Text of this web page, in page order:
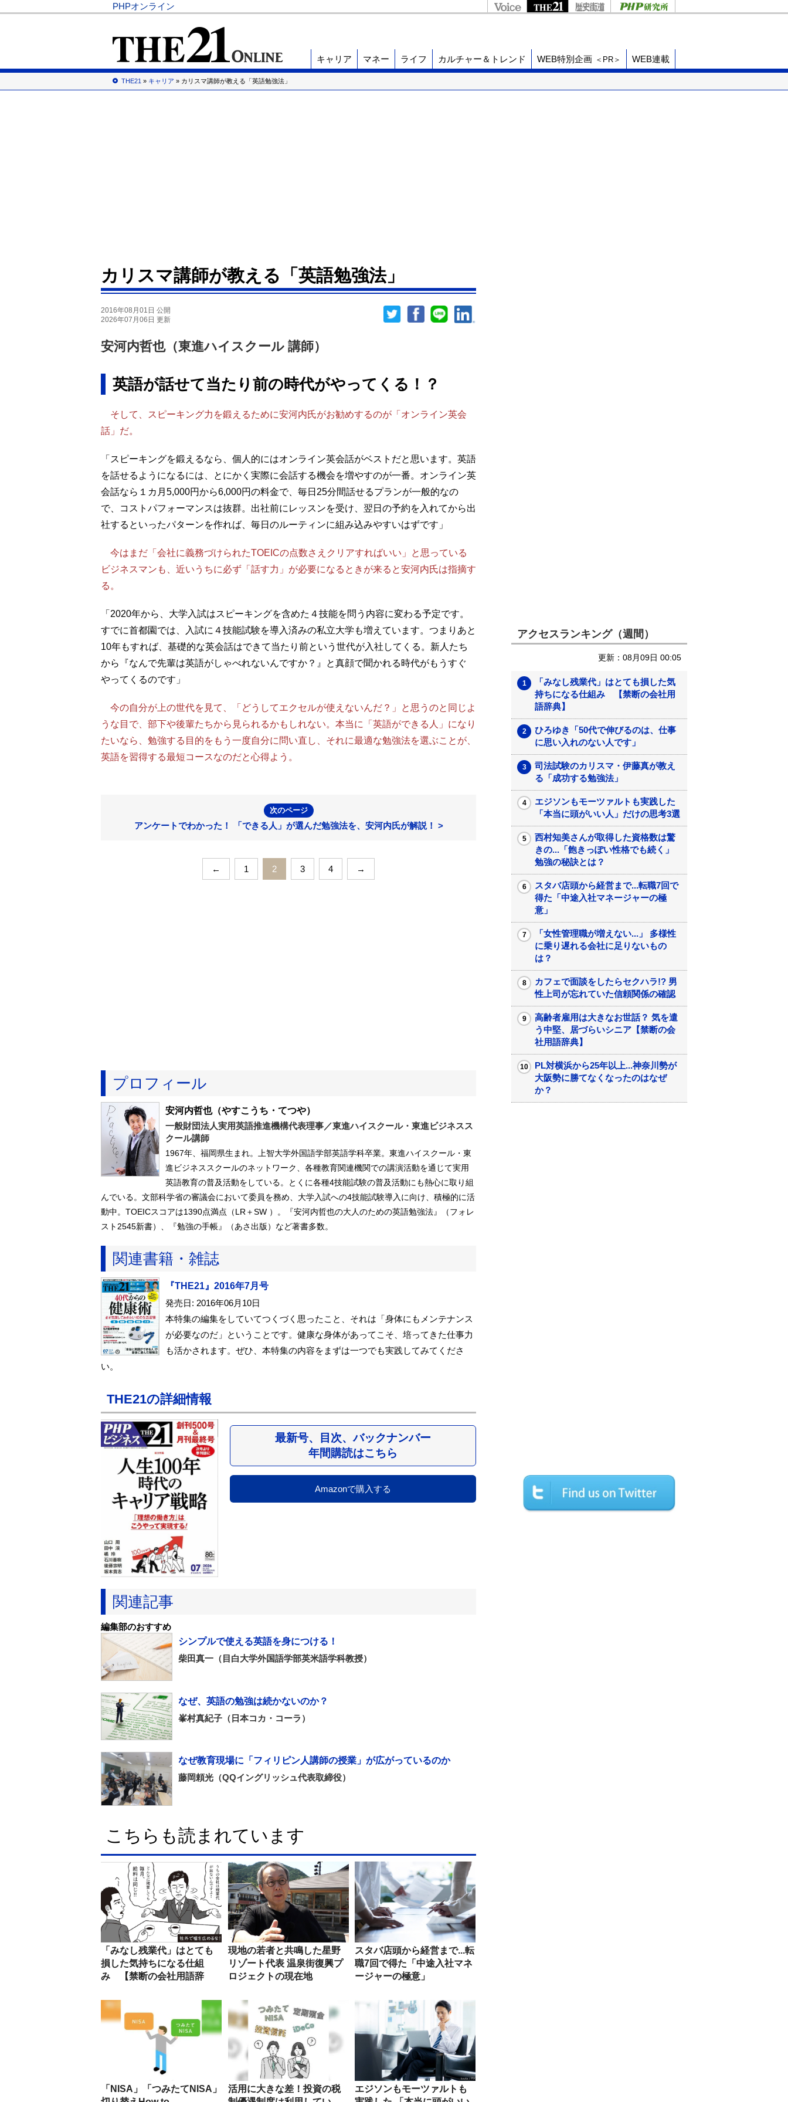
PHPオンライン
キャリア マネー ライフ カルチャー＆トレンド WEB特別企画 ＜PR＞ WEB連載
THE21 » キャリア » カリスマ講師が教える「英語勉強法」
カリスマ講師が教える「英語勉強法」
2016年08月01日 公開
2026年07月06日 更新
安河内哲也（東進ハイスクール 講師）
英語が話せて当たり前の時代がやってくる！？
そして、スピーキング力を鍛えるために安河内氏がお勧めするのが「オンライン英会
話」だ。
「スピーキングを鍛えるなら、個人的にはオンライン英会話がベストだと思います。英語
を話せるようになるには、とにかく実際に会話する機会を増やすのが一番。オンライン英
会話なら１カ月5,000円から6,000円の料金で、毎日25分間話せるプランが一般的なの
で、コストパフォーマンスは抜群。出社前にレッスンを受け、翌日の予約を入れてから出
社するといったパターンを作れば、毎日のルーティンに組み込みやすいはずです」
今はまだ「会社に義務づけられたTOEICの点数さえクリアすればいい」と思っている
ビジネスマンも、近いうちに必ず「話す力」が必要になるときが来ると安河内氏は指摘す
る。
「2020年から、大学入試はスピーキングを含めた４技能を問う内容に変わる予定です。
すでに首都園では、入試に４技能試験を導入済みの私立大学も増えています。つまりあと
10年もすれば、基礎的な英会話はできて当たり前という世代が入社してくる。新人たち
から『なんで先輩は英語がしゃべれないんですか？』と真顔で聞かれる時代がもうすぐ
やってくるのです」
今の自分が上の世代を見て、「どうしてエクセルが使えないんだ？」と思うのと同じよ
うな目で、部下や後輩たちから見られるかもしれない。本当に「英語ができる人」になり
たいなら、勉強する目的をもう一度自分に問い直し、それに最適な勉強法を選ぶことが、
英語を習得する最短コースなのだと心得よう。
次のページ
アンケートでわかった！ 「できる人」が選んだ勉強法を、安河内氏が解説！ >
← 1 2 3 4 →
プロフィール
安河内哲也（やすこうち・てつや）
一般財団法人実用英語推進機構代表理事／東進ハイスクール・東進ビジネスス
クール講師
1967年、福岡県生まれ。上智大学外国語学部英語学科卒業。東進ハイスクール・東
進ビジネススクールのネットワーク、各種教育関連機関での講演活動を通じて実用
英語教育の普及活動をしている。とくに各種4技能試験の普及活動にも熱心に取り組
んでいる。文部科学省の審議会において委員を務め、大学入試への4技能試験導入に向け、積極的に活
動中。TOEICスコアは1390点満点（LR＋SW ）。『安河内哲也の大人のための英語勉強法』（フォレ
スト2545新書）、『勉強の手帳』（あさ出版）など著書多数。
関連書籍・雑誌
『THE21』2016年7月号
発売日: 2016年06月10日
本特集の編集をしていてつくづく思ったこと、それは「身体にもメンテナンス
が必要なのだ」ということです。健康な身体があってこそ、培ってきた仕事力
も活かされます。ぜひ、本特集の内容をまずは一つでも実践してみてくださ
い。
THE21の詳細情報
最新号、目次、バックナンバー
年間購読はこちら
Amazonで購入する
関連記事
編集部のおすすめ
シンプルで使える英語を身につける！
柴田真一（目白大学外国語学部英米語学科教授）
なぜ、英語の勉強は続かないのか？
峯村真紀子（日本コカ・コーラ）
なぜ教育現場に「フィリピン人講師の授業」が広がっているのか
藤岡頼光（QQイングリッシュ代表取締役）
こちらも読まれています
「みなし残業代」はとても
損した気持ちになる仕組
み 【禁断の会社用語辞
現地の若者と共鳴した星野
リゾート代表 温泉街復興プ
ロジェクトの現在地
スタバ店頭から経営まで...転
職7回で得た「中途入社マネ
ージャーの極意」
「NISA」「つみたてNISA」
活用に大きな差！投資の税
エジソンもモーツァルトも
アクセスランキング（週間）
更新：08月09日 00:05
「みなし残業代」はとても損した気
持ちになる仕組み 【禁断の会社用
語辞典】
ひろゆき「50代で伸びるのは、仕事
に思い入れのない人です」
司法試験のカリスマ・伊藤真が教え
る「成功する勉強法」
エジソンもモーツァルトも実践した
「本当に頭がいい人」だけの思考3選
西村知美さんが取得した資格数は驚
きの...「飽きっぽい性格でも続く」
勉強の秘訣とは？
スタバ店頭から経営まで...転職7回で
得た「中途入社マネージャーの極
意」
「女性管理職が増えない...」 多様性
に乗り遅れる会社に足りないもの
は？
カフェで面談をしたらセクハラ!? 男
性上司が忘れていた信頼関係の確認
高齢者雇用は大きなお世話？ 気を遣
う中堅、居づらいシニア【禁断の会
社用語辞典】
PL対横浜から25年以上...神奈川勢が
大阪勢に勝てなくなったのはなぜ
か？